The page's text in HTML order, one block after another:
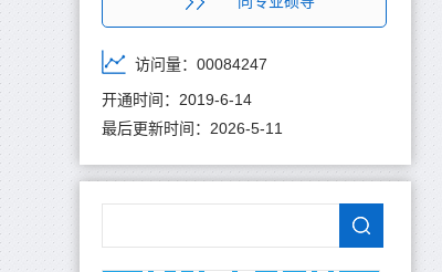
访问量： 00084247
开通时间： 2019-6-14
最后更新时间： 2026-5-11